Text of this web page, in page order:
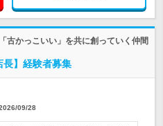
古かっこいい」を共に創っていく仲間
長】経験者募集
09/28